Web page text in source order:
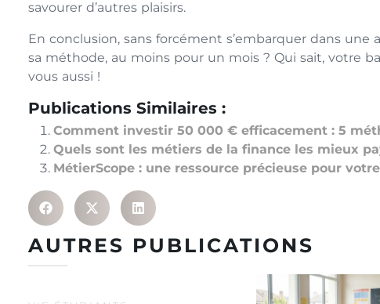
savourer d’autres plaisirs.
En conclusion, sans forcément s’embarquer dans une
sa méthode, au moins pour un mois ? Qui sait, votre
vous aussi !
Publications Similaires :
Comment investir 50 000 € efficacement : 5
Quels sont les métiers de la finance les mieux
MétierScope : une ressource précieuse pour
AUTRES PUBLICATIONS